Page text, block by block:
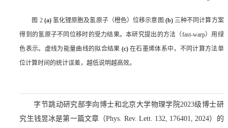
图 2 (a) 氢化锂原胞及氢原子（橙色）位移示意图 (b)三种不同计算方案
得到的氢原子不同位移时的受力结果。本研究提出的方法（fast-warp）用绿
色表示。虚线为能量曲线的拟合结果 (c)在石墨烯体系中，不同计算方法单
位计算时间的统计误差，越低说明越高效。
字节跳动研究部李向博士和北京大学物理学院2023级博士研
究生钱昱冰是第一篇文章（Phys. Rev. Lett. 132, 176401, 2024）的